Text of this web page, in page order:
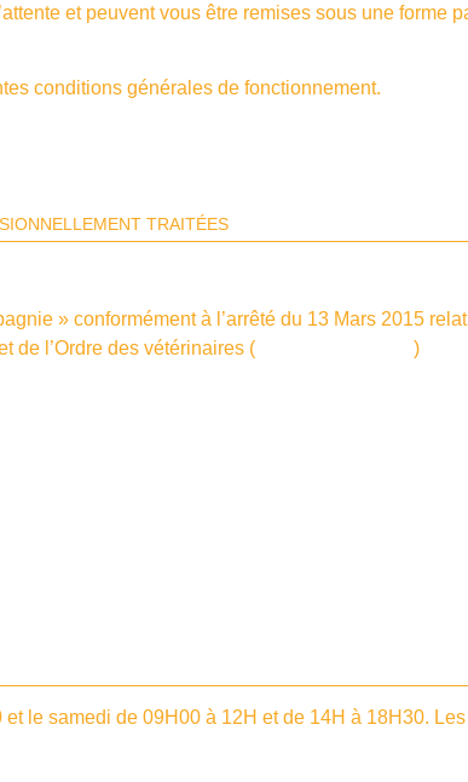
et peuvent vous être remises sous une forme
conditions générales de fonctionnement.
TRAITÉES
» conformément à l’arrêté du 13 Mars 2015
de l’Ordre des vétérinaires (
)
le samedi de 09H00 à 12H et de 14H à 18H30.